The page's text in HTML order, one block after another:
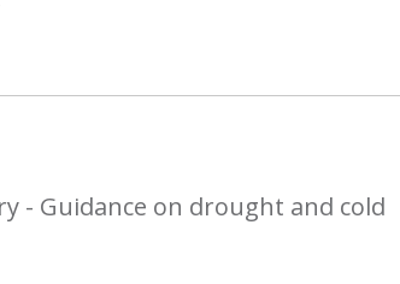
- Guidance on drought and cold